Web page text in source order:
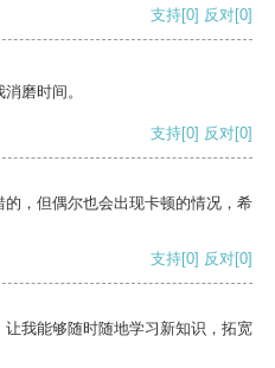
支持[0] 反对[0]
磨时间。
支持[0] 反对[0]
，但偶尔也会出现卡顿的情况，希
支持[0] 反对[0]
我能够随时随地学习新知识，拓宽